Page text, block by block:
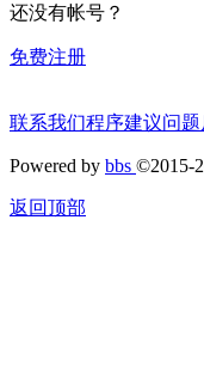
还没有帐号？
免费注册
联系我们程序建议问
Powered by bbs ©2015-
返回顶部